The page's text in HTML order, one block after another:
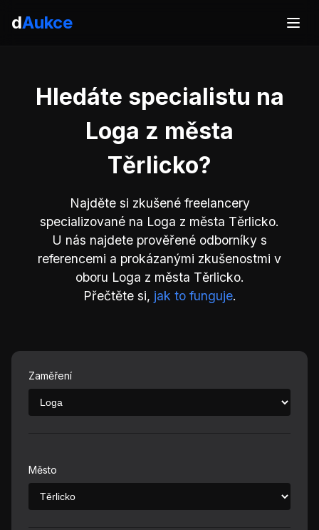
dAukce
Hledáte specialistu na
Loga z města
Těrlicko?
Najděte si zkušené freelancery
specializované na Loga z města Těrlicko.
U nás najdete prověřené odborníky s
referencemi a prokázanými zkušenostmi v
oboru Loga z města Těrlicko.
Přečtěte si, jak to funguje.
Zaměření
Město